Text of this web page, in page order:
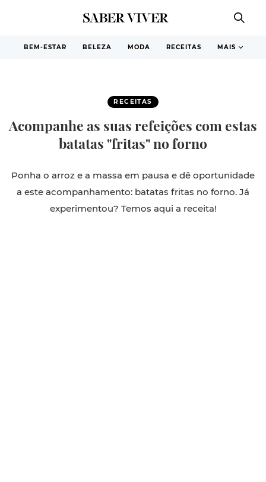
BEM-ESTAR BELEZA MODA RECEITAS MAIS
RECEITAS
Acompanhe as suas refeições com estas
batatas "fritas" no forno
Ponha o arroz e a massa em pausa e dê oportunidade
a este acompanhamento: batatas fritas no forno. Já
experimentou? Temos aqui a receita!